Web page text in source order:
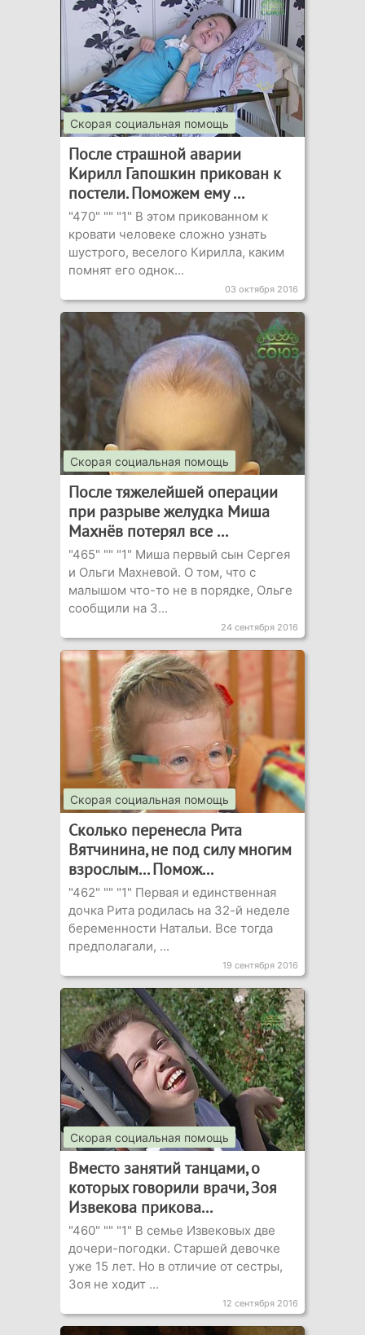
Скорая социальная помощь
После страшной аварии
Кирилл Гапошкин прикован к
постели. Поможем ему ...
"470" "" "1" В этом прикованном к
кровати человеке сложно узнать
шустрого, веселого Кирилла, каким
помнят его однок...
03 октября 2016
Скорая социальная помощь
После тяжелейшей операции
при разрыве желудка Миша
Махнёв потерял все ...
"465" "" "1" Миша первый сын Сергея
и Ольги Махневой. О том, что с
малышом что-то не в порядке, Ольге
сообщили на 3...
24 сентября 2016
Скорая социальная помощь
Сколько перенесла Рита
Вятчинина, не под силу многим
взрослым... Помож...
"462" "" "1" Первая и единственная
дочка Рита родилась на 32-й неделе
беременности Натальи. Все тогда
предполагали, ...
19 сентября 2016
Скорая социальная помощь
Вместо занятий танцами, о
которых говорили врачи, Зоя
Извекова прикова...
"460" "" "1" В семье Извековых две
дочери-погодки. Старшей девочке
уже 15 лет. Но в отличие от сестры,
Зоя не ходит ...
12 сентября 2016